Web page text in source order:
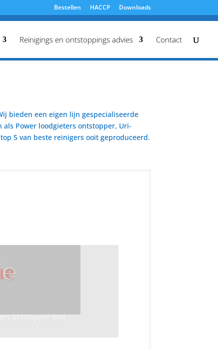
Bestellen HACCP Downloads
Reinigings en ontstoppings advies Contact
bieden een eigen lijn gespecialiseerde
Power loodgieters ontstopper, Uri-
5 van beste reinigers ooit geproduceerd.
ontstopper ooit